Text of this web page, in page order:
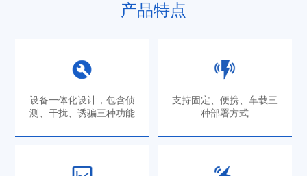
产品特点
设备一体化设计，包含侦
测、干扰、诱骗三种功能
支持固定、便携、车载三
种部署方式